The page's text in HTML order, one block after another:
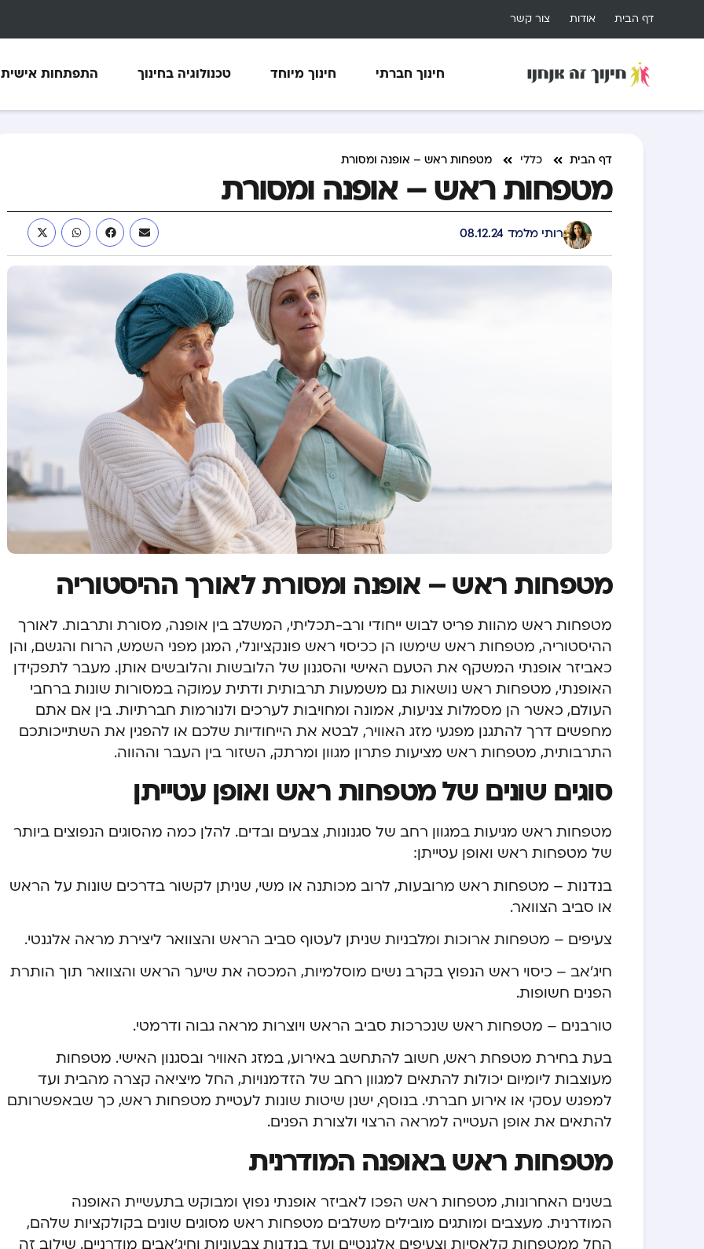
דף הבית אודות צור קשר
חינוך חברתי חינוך מיוחד טכנולוגיה בחינוך התפתחות אישית
דף הבית כללי מטפחות ראש – אופנה ומסורת
מטפחות ראש – אופנה ומסורת
רותי מלמד 08.12.24
מטפחות ראש – אופנה ומסורת לאורך ההיסטוריה
מטפחות ראש מהוות פריט לבוש ייחודי ורב-תכליתי, המשלב בין אופנה, מסורת ותרבות. לאורך
ההיסטוריה, מטפחות ראש שימשו הן ככיסוי ראש פונקציונלי, המגן מפני השמש, הרוח והגשם, והן
כאביזר אופנתי המשקף את הטעם האישי והסגנון של הלובשות והלובשים אותן. מעבר לתפקידן
האופנתי, מטפחות ראש נושאות גם משמעות תרבותית ודתית עמוקה במסורות שונות ברחבי
העולם, כאשר הן מסמלות צניעות, אמונה ומחויבות לערכים ולנורמות חברתיות. בין אם אתם
מחפשים דרך להתגנן מפגעי מזג האוויר, לבטא את הייחודיות שלכם או להפגין את השתייכותכם
התרבותית, מטפחות ראש מציעות פתרון מגוון ומרתק, השזור בין העבר וההווה.
סוגים שונים של מטפחות ראש ואופן עטייתן
מטפחות ראש מגיעות במגוון רחב של סגנונות, צבעים ובדים. להלן כמה מהסוגים הנפוצים ביותר
של מטפחות ראש ואופן עטייתן:
בנדנות – מטפחות ראש מרובעות, לרוב מכותנה או משי, שניתן לקשור בדרכים שונות על הראש
או סביב הצוואר.
צעיפים – מטפחות ארוכות ומלבניות שניתן לעטוף סביב הראש והצוואר ליצירת מראה אלגנטי.
חיג’אב – כיסוי ראש הנפוץ בקרב נשים מוסלמיות, המכסה את שיער הראש והצוואר תוך הותרת
הפנים חשופות.
טורבנים – מטפחות ראש שנכרכות סביב הראש ויוצרות מראה גבוה ודרמטי.
בעת בחירת מטפחת ראש, חשוב להתחשב באירוע, במזג האוויר ובסגנון האישי. מטפחות
מעוצבות ליומיום יכולות להתאים למגוון רחב של הזדמנויות, החל מיציאה קצרה מהבית ועד
למפגש עסקי או אירוע חברתי. בנוסף, ישנן שיטות שונות לעטיית מטפחות ראש, כך שבאפשרותם
להתאים את אופן העטייה למראה הרצוי ולצורת הפנים.
מטפחות ראש באופנה המודרנית
בשנים האחרונות, מטפחות ראש הפכו לאביזר אופנתי נפוץ ומבוקש בתעשיית האופנה
המודרנית. מעצבים ומותגים מובילים משלבים מטפחות ראש מסוגים שונים בקולקציות שלהם,
החל ממטפחות קלאסיות וצעיפים אלגנטיים ועד בנדנות צבעוניות וחיג’אבים מודרניים. שילוב זה